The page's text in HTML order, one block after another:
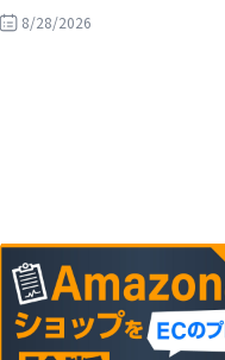
8/28/2026